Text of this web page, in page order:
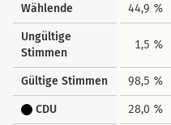
Wählende 44,9 %
Ungültige
Stimmen
1,5 %
Gültige Stimmen 98,5 %
CDU 28,0 %